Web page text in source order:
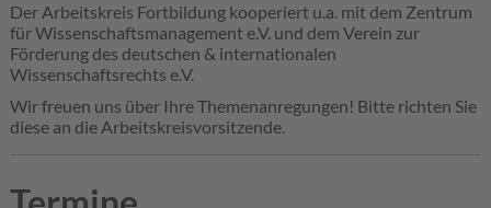
Der Arbeitskreis Fortbildung kooperiert u.a. mit dem Zentrum
für Wissenschaftsmanagement e.V. und dem Verein zur
Förderung des deutschen & internationalen
Wissenschaftsrechts e.V.
Wir freuen uns über Ihre Themenanregungen! Bitte richten Sie
diese an die Arbeitskreisvorsitzende.